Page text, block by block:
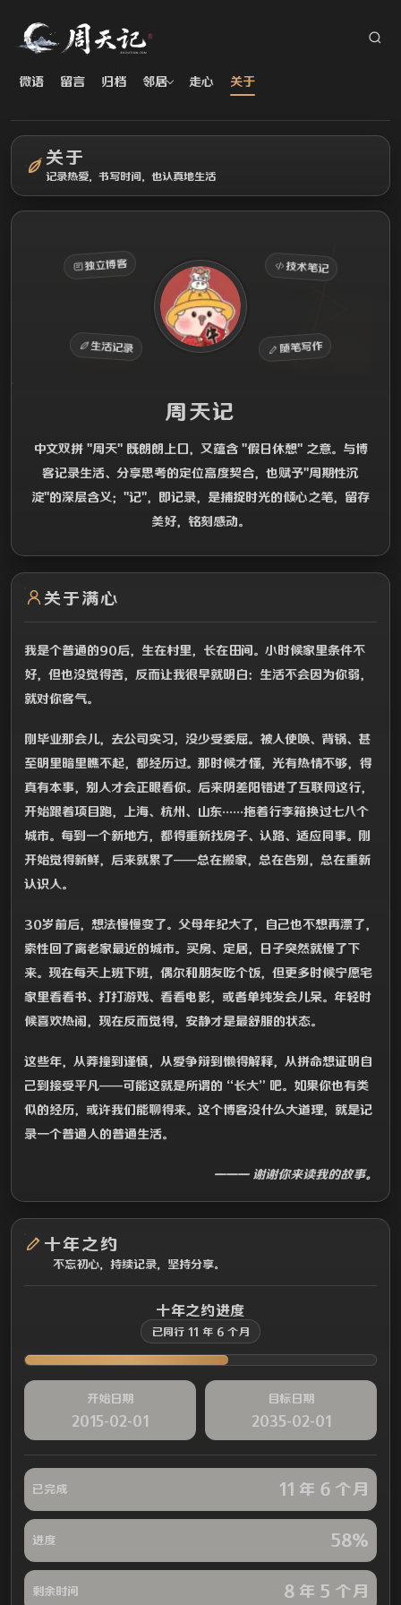
微语 留言 归档 邻居 走心 关于
关于
记录热爱，书写时间，也认真地生活
独立博客
生活记录
技术笔记
随笔写作
周天记
中文双拼 "周天" 既朗朗上口，又蕴含 "假日休憩" 之意。与博
客记录生活、分享思考的定位高度契合，也赋予"周期性沉
淀"的深层含义；"记"，即记录，是捕捉时光的倾心之笔，留存
美好，铭刻感动。
关于满心
我是个普通的90后，生在村里，长在田间。小时候家里条件不
好，但也没觉得苦，反而让我很早就明白：生活不会因为你弱，
就对你客气。
刚毕业那会儿，去公司实习，没少受委屈。被人使唤、背锅、甚
至明里暗里瞧不起，都经历过。那时候才懂，光有热情不够，得
真有本事，别人才会正眼看你。后来阴差阳错进了互联网这行，
开始跟着项目跑，上海、杭州、山东……拖着行李箱换过七八个
城市。每到一个新地方，都得重新找房子、认路、适应同事。刚
开始觉得新鲜，后来就累了——总在搬家，总在告别，总在重新
认识人。
30岁前后，想法慢慢变了。父母年纪大了，自己也不想再漂了，
索性回了离老家最近的城市。买房、定居，日子突然就慢了下
来。现在每天上班下班，偶尔和朋友吃个饭，但更多时候宁愿宅
家里看看书、打打游戏、看看电影，或者单纯发会儿呆。年轻时
候喜欢热闹，现在反而觉得，安静才是最舒服的状态。
这些年，从莽撞到谨慎，从爱争辩到懒得解释，从拼命想证明自
己到接受平凡——可能这就是所谓的“长大”吧。如果你也有类
似的经历，或许我们能聊得来。这个博客没什么大道理，就是记
录一个普通人的普通生活。
——— 谢谢你来读我的故事。
十年之约
不忘初心，持续记录，坚持分享。
开始日期
2015-02-01
十年之约进度
已同行 11 年 6 个月
目标日期
2035-02-01
已完成 11 年 6 个月
进度 58%
剩余时间 8 年 5 个月